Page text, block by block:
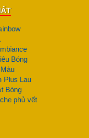
Bóng
Plus Lau
Bóng
phủ vết